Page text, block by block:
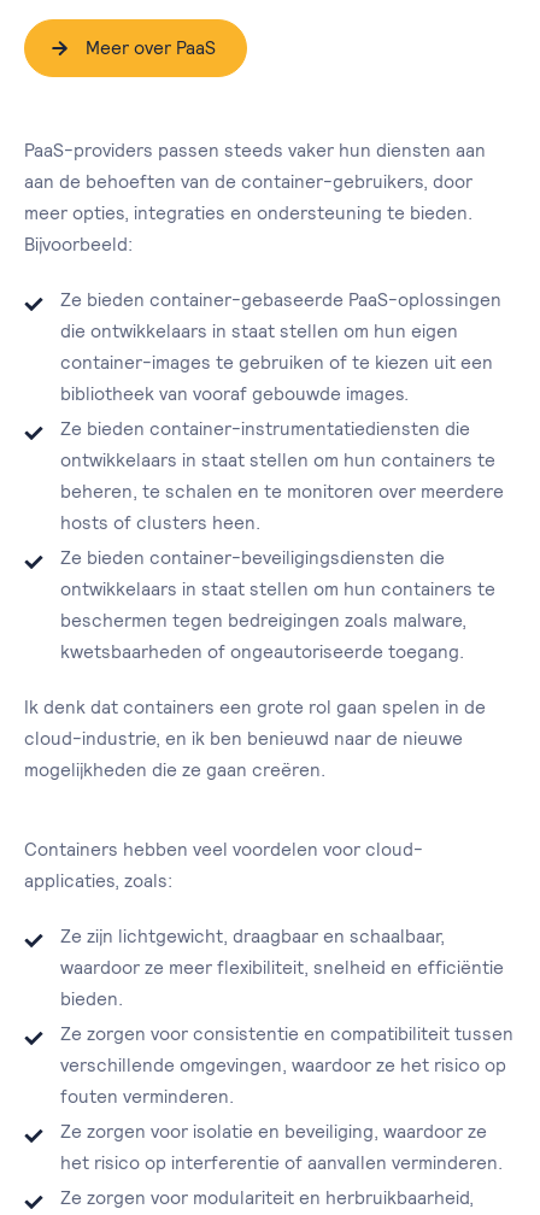
Meer over PaaS
PaaS-providers passen steeds vaker hun diensten aan
aan de behoeften van de container-gebruikers, door
meer opties, integraties en ondersteuning te bieden.
Bijvoorbeeld:
Ze bieden container-gebaseerde PaaS-oplossingen
die ontwikkelaars in staat stellen om hun eigen
container-images te gebruiken of te kiezen uit een
bibliotheek van vooraf gebouwde images.
Ze bieden container-instrumentatiediensten die
ontwikkelaars in staat stellen om hun containers te
beheren, te schalen en te monitoren over meerdere
hosts of clusters heen.
Ze bieden container-beveiligingsdiensten die
ontwikkelaars in staat stellen om hun containers te
beschermen tegen bedreigingen zoals malware,
kwetsbaarheden of ongeautoriseerde toegang.
Ik denk dat containers een grote rol gaan spelen in de
cloud-industrie, en ik ben benieuwd naar de nieuwe
mogelijkheden die ze gaan creëren.
Containers hebben veel voordelen voor cloud-
applicaties, zoals:
Ze zijn lichtgewicht, draagbaar en schaalbaar,
waardoor ze meer flexibiliteit, snelheid en efficiëntie
bieden.
Ze zorgen voor consistentie en compatibiliteit tussen
verschillende omgevingen, waardoor ze het risico op
fouten verminderen.
Ze zorgen voor isolatie en beveiliging, waardoor ze
het risico op interferentie of aanvallen verminderen.
Ze zorgen voor modulariteit en herbruikbaarheid,